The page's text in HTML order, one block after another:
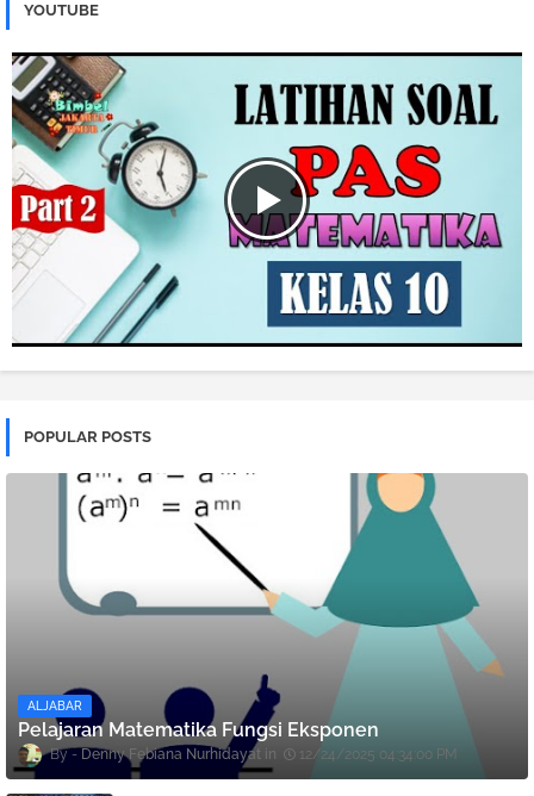
YOUTUBE
POPULAR POSTS
ALJABAR
Pelajaran Matematika Fungsi Eksponen
Denny Febiana Nurhidayat 12/24/2025 04:34:00 PM